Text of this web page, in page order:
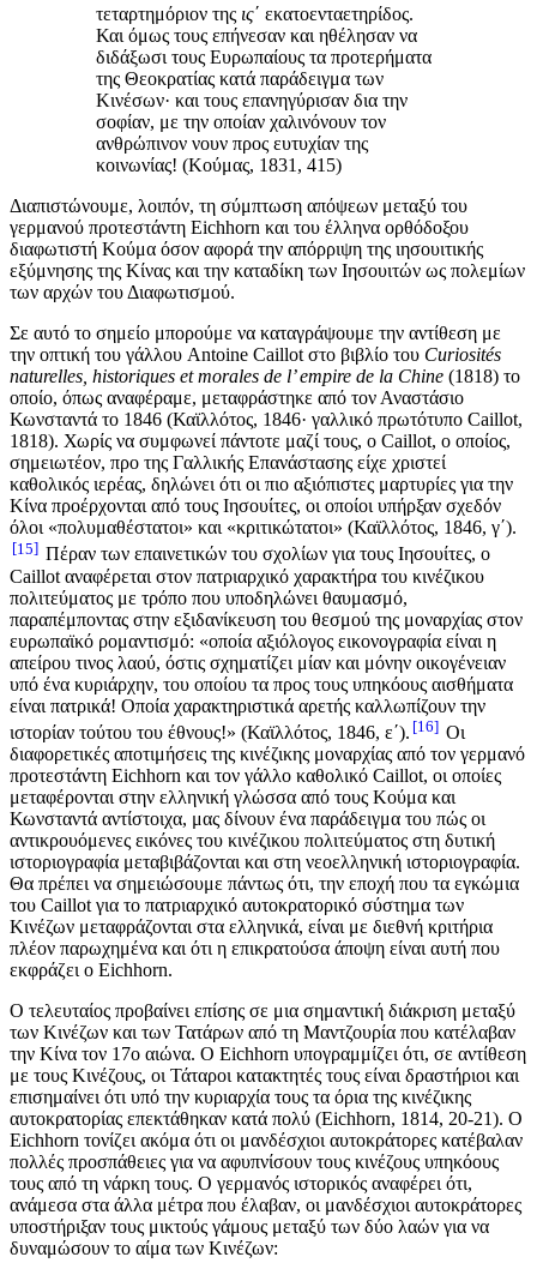
τεταρτημόριον της ις΄ εκατοενταετηρίδος.
Και όμως τους επήνεσαν και ηθέλησαν να
διδάξωσι τους Ευρωπαίους τα προτερήματα
της Θεοκρατίας κατά παράδειγμα των
Κινέσων· και τους επανηγύρισαν δια την
σοφίαν, με την οποίαν χαλινόνουν τον
ανθρώπινον νουν προς ευτυχίαν της
κοινωνίας! (Κούμας, 1831, 415)
Διαπιστώνουμε, λοιπόν, τη σύμπτωση απόψεων μεταξύ του
γερμανού προτεστάντη Eichhorn και του έλληνα ορθόδοξου
διαφωτιστή Κούμα όσον αφορά την απόρριψη της ιησουιτικής
εξύμνησης της Κίνας και την καταδίκη των Ιησουιτών ως πολεμίων
των αρχών του Διαφωτισμού.
Σε αυτό το σημείο μπορούμε να καταγράψουμε την αντίθεση με
την οπτική του γάλλου Antoine Caillot στο βιβλίο του Curiosités
naturelles, historiques et morales de l’ empire de la Chine (1818) το
οποίο, όπως αναφέραμε, μεταφράστηκε από τον Αναστάσιο
Κωνσταντά το 1846 (Καϊλλότος, 1846· γαλλικό πρωτότυπο Caillot,
1818). Χωρίς να συμφωνεί πάντοτε μαζί τους, ο Caillot, ο οποίος,
σημειωτέον, προ της Γαλλικής Επανάστασης είχε χριστεί
καθολικός ιερέας, δηλώνει ότι οι πιο αξιόπιστες μαρτυρίες για την
Κίνα προέρχονται από τους Ιησουίτες, οι οποίοι υπήρξαν σχεδόν
όλοι «πολυμαθέστατοι» και «κριτικώτατοι» (Καϊλλότος, 1846, γ΄).
15
Πέραν των επαινετικών του σχολίων για τους Ιησουίτες, ο
Caillot αναφέρεται στον πατριαρχικό χαρακτήρα του κινέζικου
πολιτεύματος με τρόπο που υποδηλώνει θαυμασμό,
παραπέμποντας στην εξιδανίκευση του θεσμού της μοναρχίας στον
ευρωπαϊκό ρομαντισμό: «οποία αξιόλογος εικονογραφία είναι η
απείρου τινος λαού, όστις σχηματίζει μίαν και μόνην οικογένειαν
υπό ένα κυριάρχην, του οποίου τα προς τους υπηκόους αισθήματα
είναι πατρικά! Οποία χαρακτηριστικά αρετής καλλωπίζουν την
ιστορίαν τούτου του έθνους!» (Καϊλλότος, 1846, ε΄). 16
Οι
διαφορετικές αποτιμήσεις της κινέζικης μοναρχίας από τον γερμανό
προτεστάντη Eichhorn και τον γάλλο καθολικό Caillot, οι οποίες
μεταφέρονται στην ελληνική γλώσσα από τους Κούμα και
Κωνσταντά αντίστοιχα, μας δίνουν ένα παράδειγμα του πώς οι
αντικρουόμενες εικόνες του κινέζικου πολιτεύματος στη δυτική
ιστοριογραφία μεταβιβάζονται και στη νεοελληνική ιστοριογραφία.
Θα πρέπει να σημειώσουμε πάντως ότι, την εποχή που τα εγκώμια
του Caillot για το πατριαρχικό αυτοκρατορικό σύστημα των
Κινέζων μεταφράζονται στα ελληνικά, είναι με διεθνή κριτήρια
πλέον παρωχημένα και ότι η επικρατούσα άποψη είναι αυτή που
εκφράζει ο Eichhorn.
Ο τελευταίος προβαίνει επίσης σε μια σημαντική διάκριση μεταξύ
των Κινέζων και των Τατάρων από τη Μαντζουρία που κατέλαβαν
την Κίνα τον 17ο αιώνα. Ο Eichhorn υπογραμμίζει ότι, σε αντίθεση
με τους Κινέζους, οι Τάταροι κατακτητές τους είναι δραστήριοι και
επισημαίνει ότι υπό την κυριαρχία τους τα όρια της κινέζικης
αυτοκρατορίας επεκτάθηκαν κατά πολύ (Eichhorn, 1814, 20-21). Ο
Eichhorn τονίζει ακόμα ότι οι μανδέσχιοι αυτοκράτορες κατέβαλαν
πολλές προσπάθειες για να αφυπνίσουν τους κινέζους υπηκόους
τους από τη νάρκη τους. Ο γερμανός ιστορικός αναφέρει ότι,
ανάμεσα στα άλλα μέτρα που έλαβαν, οι μανδέσχιοι αυτοκράτορες
υποστήριξαν τους μικτούς γάμους μεταξύ των δύο λαών για να
δυναμώσουν το αίμα των Κινέζων: